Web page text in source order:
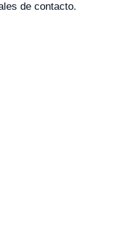
de contacto.